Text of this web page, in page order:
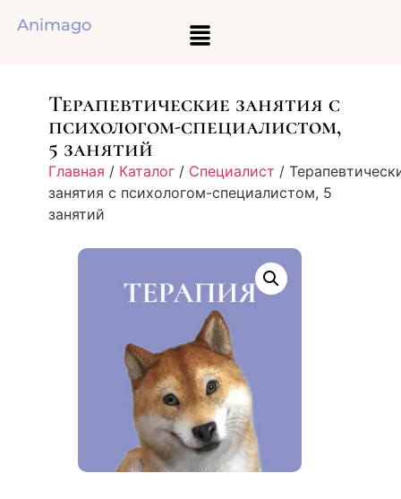
Animago
Терапевтические занятия с
психологом-специалистом,
5 занятий
Главная / Каталог/ Специалист /
занятия с психологом-специалистом, 5
занятий